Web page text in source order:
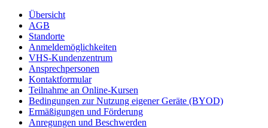
Übersicht
AGB
Standorte
Anmeldemöglichkeiten
VHS-Kundenzentrum
Ansprechpersonen
Kontaktformular
Teilnahme an Online-Kursen
Bedingungen zur Nutzung eigener Geräte (BYOD)
Ermäßigungen und Förderung
Anregungen und Beschwerden